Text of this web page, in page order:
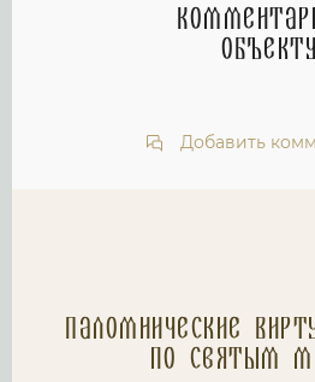
объекту
Добавить
Паломнические
по святым